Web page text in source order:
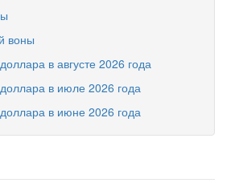
воны
в августе 2026 года
доллара в июле 2026 года
доллара в июне 2026 года